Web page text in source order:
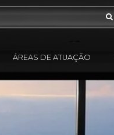
ÁREAS DE ATUAÇÃO